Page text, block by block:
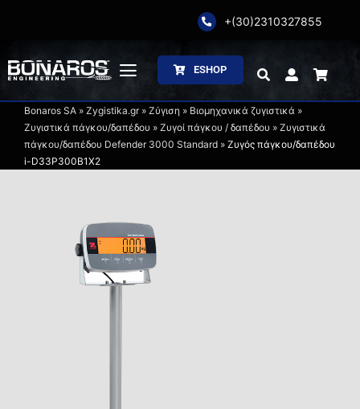
content
+(30)2310327855
Toggle
Navigation
Αρχική
Η Εταιρία
Συσκευασία
ESHOP
Bonaros SA» Zygistika.gr» Ζύγιση » Βιομηχανικά ζυγιστικά »
Ζυγιστικά πάγκου/δαπέδου » Ζυγοί πάγκου / δαπέδου » Ζυγιστικά
πάγκου/δαπέδου Defender 3000 Standard» Ζυγός πάγκου/δαπέδου
i-D33P300B1X2